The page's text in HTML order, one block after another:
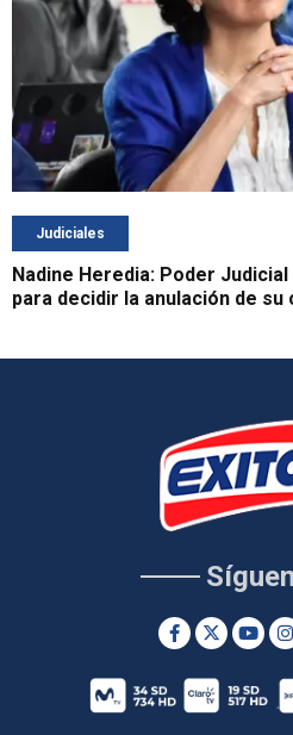
Judiciales
Nadine Heredia: Poder
para decidir la anulación de su